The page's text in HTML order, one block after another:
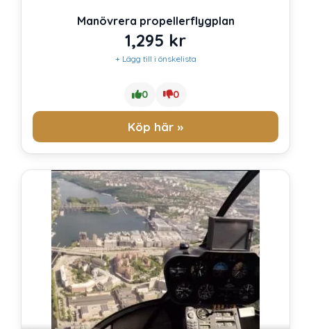
Manövrera propellerflygplan
1,295 kr
+ Lägg till i önskelista
0 0
Köp här »